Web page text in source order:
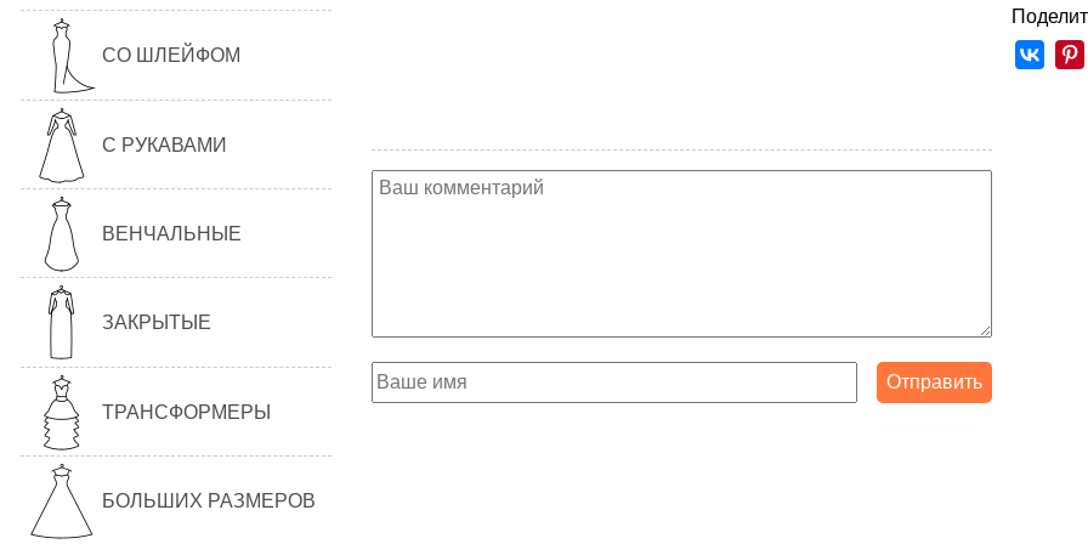
СО ШЛЕЙФОМ
С РУКАВАМИ
ВЕНЧАЛЬНЫЕ
ЗАКРЫТЫЕ
ТРАНСФОРМЕРЫ
БОЛЬШИХ РАЗМЕРОВ